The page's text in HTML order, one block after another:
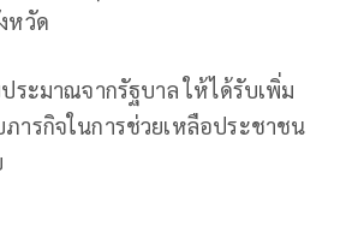
หวัด
ระมาณจากรัฐบาล ให้ได้รับเพิ่ม
ารกิจในการช่วยเหลือประชาชน